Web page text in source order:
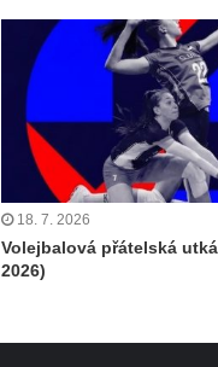
18. 7. 2026
Volejbalová přátelská
2026)